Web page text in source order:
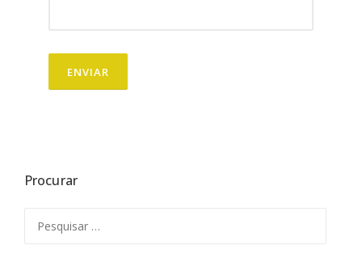
Procurar
por: